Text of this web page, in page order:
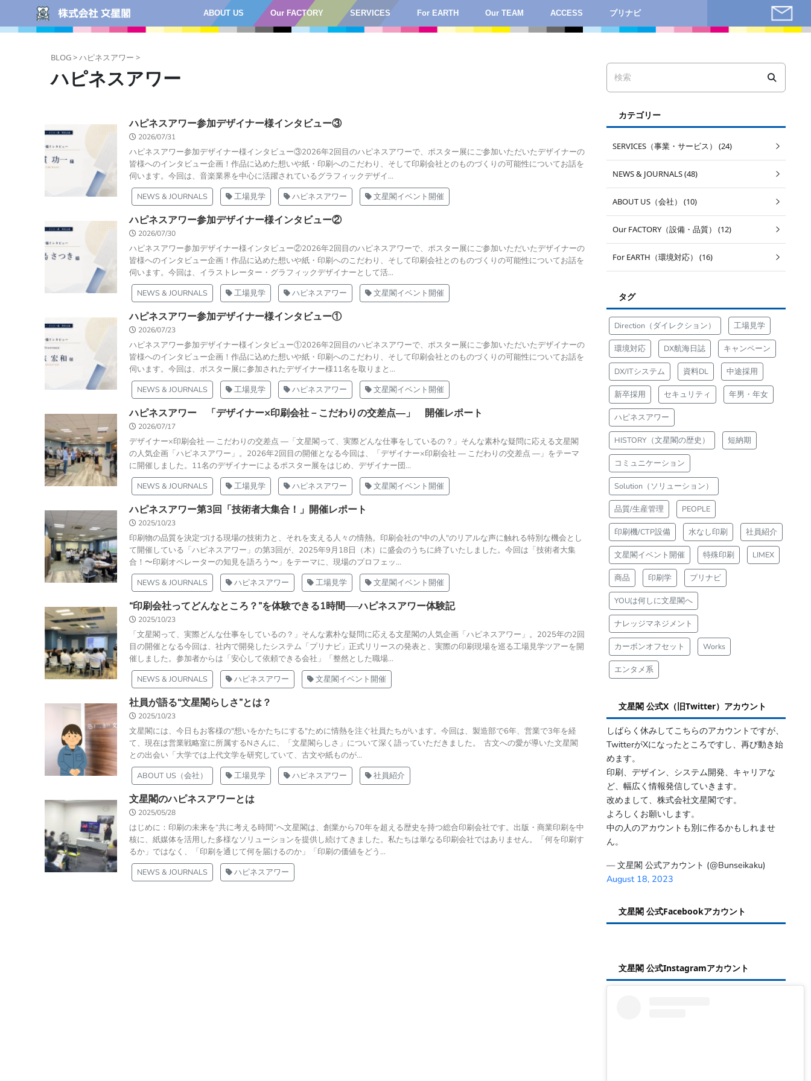
ABOUT US Our FACTORY SERVICES For EARTH Our TEAM ACCESS プリナビ
BLOG >ハピネスアワー >
ハピネスアワー
ハピネスアワー参加デザイナー様インタビュー③
2026/07/31
ハピネスアワー参加デザイナー様インタビュー③2026年2回目のハピネスアワーで、ポスター展にご参加いただいたデザイナーの
皆様へのインタビュー企画！作品に込めた想いや紙・印刷へのこだわり、そして印刷会社とのものづくりの可能性についてお話を
伺います。今回は、音楽業界を中心に活躍されているグラフィックデザイ...
NEWS & JOURNALS 工場見学 ハピネスアワー 文星閣イベント開催
ハピネスアワー参加デザイナー様インタビュー②
2026/07/30
ハピネスアワー参加デザイナー様インタビュー②2026年2回目のハピネスアワーで、ポスター展にご参加いただいたデザイナーの
皆様へのインタビュー企画！作品に込めた想いや紙・印刷へのこだわり、そして印刷会社とのものづくりの可能性についてお話を
伺います。今回は、イラストレーター・グラフィックデザイナーとして活...
NEWS & JOURNALS 工場見学 ハピネスアワー 文星閣イベント開催
ハピネスアワー参加デザイナー様インタビュー①
2026/07/23
ハピネスアワー参加デザイナー様インタビュー①2026年2回目のハピネスアワーで、ポスター展にご参加いただいたデザイナーの
皆様へのインタビュー企画！作品に込めた想いや紙・印刷へのこだわり、そして印刷会社とのものづくりの可能性についてお話を
伺います。今回は、ポスター展に参加されたデザイナー様11名を取りまと...
NEWS & JOURNALS 工場見学 ハピネスアワー 文星閣イベント開催
ハピネスアワー 「デザイナー×印刷会社－こだわりの交差点―」 開催レポート
2026/07/17
デザイナー×印刷会社 ― こだわりの交差点 ―「文星閣って、実際どんな仕事をしているの？」そんな素朴な疑問に応える文星閣
の人気企画「ハピネスアワー」。2026年2回目の開催となる今回は、「デザイナー×印刷会社 ― こだわりの交差点 ―」をテーマ
に開催しました。11名のデザイナーによるポスター展をはじめ、デザイナー団...
NEWS & JOURNALS 工場見学 ハピネスアワー 文星閣イベント開催
ハピネスアワー第3回「技術者大集合！」開催レポート
2025/10/23
印刷物の品質を決定づける現場の技術力と、それを支える人々の情熱。印刷会社の"中の人"のリアルな声に触れる特別な機会とし
て開催している「ハピネスアワー」の第3回が、2025年9月18日（木）に盛会のうちに終了いたしました。今回は「技術者大集
合！〜印刷オペレーターの知見を語ろう〜」をテーマに、現場のプロフェッ...
NEWS & JOURNALS ハピネスアワー 工場見学 文星閣イベント開催
“印刷会社ってどんなところ？”を体験できる1時間──ハピネスアワー体験記
2025/10/23
「文星閣って、実際どんな仕事をしているの？」そんな素朴な疑問に応える文星閣の人気企画「ハピネスアワー」。2025年の2回
目の開催となる今回は、社内で開発したシステム「プリナビ」正式リリースの発表と、実際の印刷現場を巡る工場見学ツアーを開
催しました。参加者からは「安心して依頼できる会社」「整然とした職場...
NEWS & JOURNALS ハピネスアワー 文星閣イベント開催
社員が語る“文星閣らしさ”とは？
2025/10/23
文星閣には、今日もお客様の"想いをかたちにする"ために情熱を注ぐ社員たちがいます。今回は、製造部で6年、営業で3年を経
て、現在は営業戦略室に所属するNさんに、「文星閣らしさ」について深く語っていただきました。 古文への愛が導いた文星閣
との出会い「大学では上代文学を研究していて、古文や紙ものが...
ABOUT US（会社） 工場見学 ハピネスアワー 社員紹介
文星閣のハピネスアワーとは
2025/05/28
はじめに：印刷の未来を“共に考える時間”へ文星閣は、創業から70年を超える歴史を持つ総合印刷会社です。出版・商業印刷を中
核に、紙媒体を活用した多様なソリューションを提供し続けてきました。私たちは単なる印刷会社ではありません。「何を印刷す
るか」ではなく、「印刷を通じて何を届けるのか」「印刷の価値をどう...
NEWS & JOURNALS ハピネスアワー
カテゴリー
SERVICES（事業・サービス） (24)
NEWS & JOURNALS (48)
ABOUT US（会社） (10)
Our FACTORY（設備・品質） (12)
For EARTH（環境対応） (16)
タグ
Direction（ダイレクション） 工場見学
環境対応 DX航海日誌 キャンペーン
DX/ITシステム 資料DL 中途採用
新卒採用 セキュリティ 年男・年女
ハピネスアワー
HISTORY（文星閣の歴史） 短納期
コミュニケーション
Solution（ソリューション）
品質/生産管理 PEOPLE
印刷機/CTP設備 水なし印刷 社員紹介
文星閣イベント開催 特殊印刷 LIMEX
商品 印刷学 プリナビ
YOUは何しに文星閣へ
ナレッジマネジメント
カーボンオフセット Works
エンタメ系
文星閣 公式X（旧Twitter）アカウント
しばらく休みしてこちらのアカウントですが、
TwitterがXになったところですし、再び動き始
めます。
印刷、デザイン、システム開発、キャリアな
ど、幅広く情報発信していきます。
改めまして、株式会社文星閣です。
よろしくお願いします。
中の人のアカウントも別に作るかもしれませ
ん。
— 文星閣 公式アカウント (@Bunseikaku)
August 18, 2023
文星閣 公式Facebookアカウント
文星閣 公式Instagramアカウント